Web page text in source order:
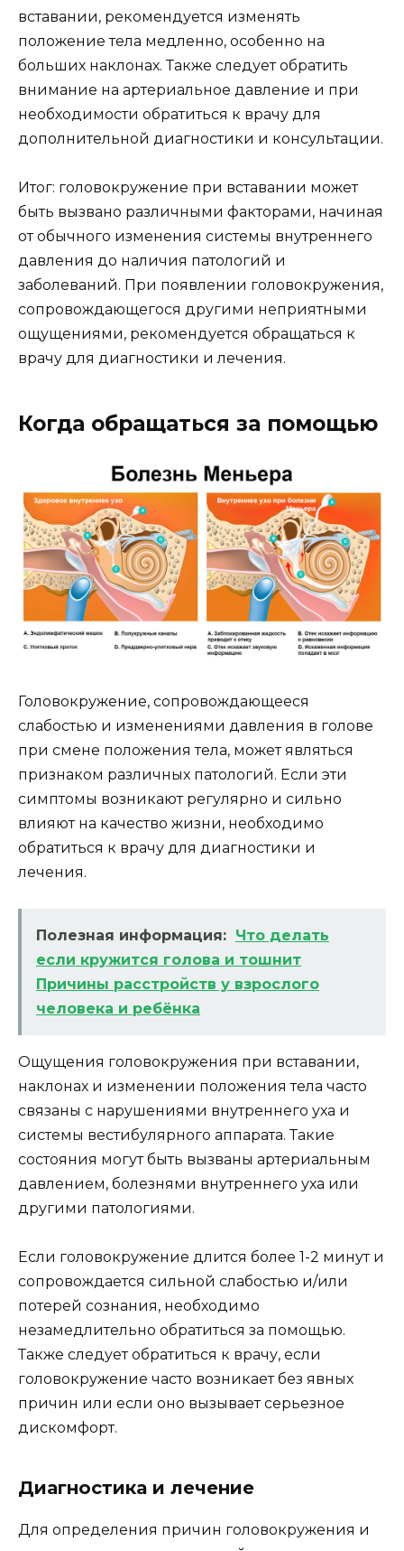
вставании, рекомендуется изменять
положение тела медленно, особенно на
больших наклонах. Также следует обратить
внимание на артериальное давление и при
необходимости обратиться к врачу для
дополнительной диагностики и консультации.
Итог: головокружение при вставании может
быть вызвано различными факторами, начиная
от обычного изменения системы внутреннего
давления до наличия патологий и
заболеваний. При появлении головокружения,
сопровождающегося другими неприятными
ощущениями, рекомендуется обращаться к
врачу для диагностики и лечения.
Когда обращаться за помощью
Головокружение, сопровождающееся
слабостью и изменениями давления в голове
при смене положения тела, может являться
признаком различных патологий. Если эти
симптомы возникают регулярно и сильно
влияют на качество жизни, необходимо
обратиться к врачу для диагностики и
лечения.
Полезная информация: Что делать
если кружится голова и тошнит
Причины расстройств у взрослого
человека и ребёнка
Ощущения головокружения при вставании,
наклонах и изменении положения тела часто
связаны с нарушениями внутреннего уха и
системы вестибулярного аппарата. Такие
состояния могут быть вызваны артериальным
давлением, болезнями внутреннего уха или
другими патологиями.
Если головокружение длится более 1-2 минут и
сопровождается сильной слабостью и/или
потерей сознания, необходимо
незамедлительно обратиться за помощью.
Также следует обратиться к врачу, если
головокружение часто возникает без явных
причин или если оно вызывает серьезное
дискомфорт.
Диагностика и лечение
Для определения причин головокружения и